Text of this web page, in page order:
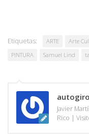
Etiquetas: ARTE Arte
PINTURA
Samuel Lind
autogiro
Javier
Rico |